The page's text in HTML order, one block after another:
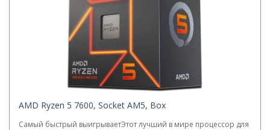
AMD Ryzen 5 7600, Socket AM5, Box
Самый быстрый выигрываетЭтот лучший в мире процессор для